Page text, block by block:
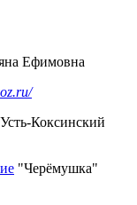
Ефимовна
Коксинский
"Черёмушка"